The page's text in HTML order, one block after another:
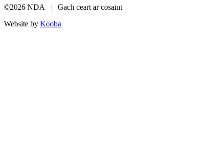
©2026 NDA | Gach ceart ar cosaint
Website by Kooba